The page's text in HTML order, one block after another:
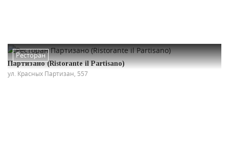
Ресторан
Партизано (Ristorante il Partisano)
ул. Красных Партизан, 557